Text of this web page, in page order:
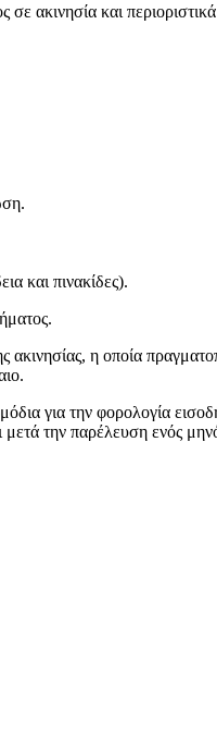
ακινησία και
και πινακίδες).
η οποία
για την φορολογία
μετά την παρέλευση ενός